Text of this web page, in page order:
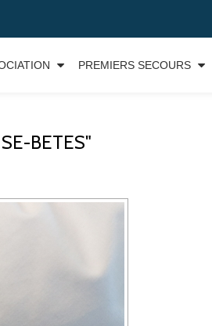
PREMIERS SECOURS
BETES"